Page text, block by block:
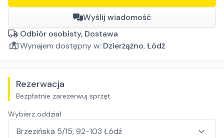
Wyślij wiadomość
Odbiór osobisty, Dostawa
Wynajem dostępny w: Dzierżążno,Łódź
Rezerwacja
Bezpłatnie zarezerwuj sprzęt
Wybierz oddział